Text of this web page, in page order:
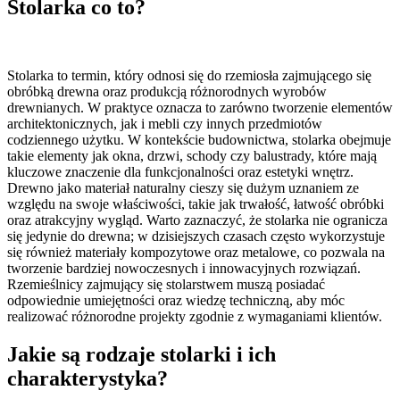
Stolarka co to?
Stolarka to termin, który odnosi się do rzemiosła zajmującego się
obróbką drewna oraz produkcją różnorodnych wyrobów
drewnianych. W praktyce oznacza to zarówno tworzenie elementów
architektonicznych, jak i mebli czy innych przedmiotów
codziennego użytku. W kontekście budownictwa, stolarka obejmuje
takie elementy jak okna, drzwi, schody czy balustrady, które mają
kluczowe znaczenie dla funkcjonalności oraz estetyki wnętrz.
Drewno jako materiał naturalny cieszy się dużym uznaniem ze
względu na swoje właściwości, takie jak trwałość, łatwość obróbki
oraz atrakcyjny wygląd. Warto zaznaczyć, że stolarka nie ogranicza
się jedynie do drewna; w dzisiejszych czasach często wykorzystuje
się również materiały kompozytowe oraz metalowe, co pozwala na
tworzenie bardziej nowoczesnych i innowacyjnych rozwiązań.
Rzemieślnicy zajmujący się stolarstwem muszą posiadać
odpowiednie umiejętności oraz wiedzę techniczną, aby móc
realizować różnorodne projekty zgodnie z wymaganiami klientów.
Jakie są rodzaje stolarki i ich
charakterystyka?